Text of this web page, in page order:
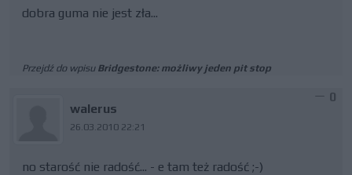
dobra guma nie jest zła...
Przejdź do wpisu Bridgestone: możliwy jeden pit stop
walerus
26.03.2010 22:21
0
no starość nie radość... - e tam też radość ;-)